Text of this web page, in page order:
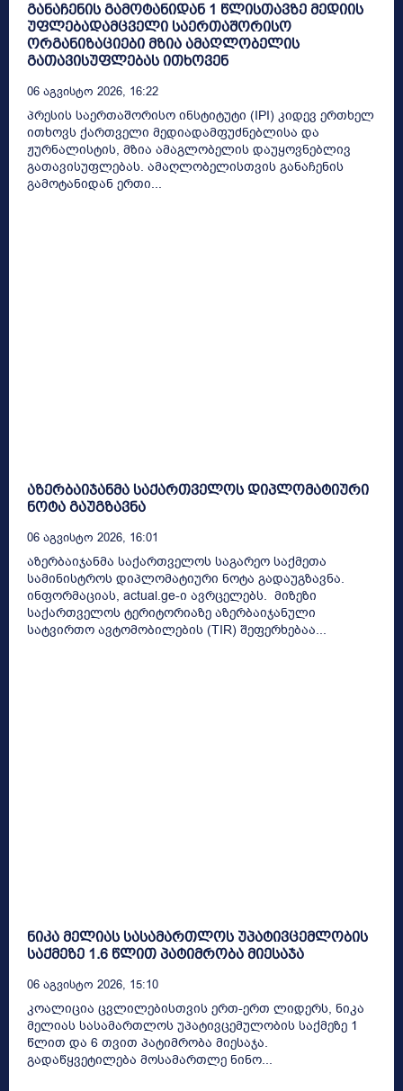
განაჩენის გამოტანიდან 1 წლისთავზე მედიის
უფლებადამცველი საერთაშორისო
ორგანიზაციები მზია ამაღლობელის
გათავისუფლებას ითხოვენ
06 Აგვისტო 2026, 16:22
პრესის საერთაშორისო ინსტიტუტი (IPI) კიდევ ერთხელ
ითხოვს ქართველი მედიადამფუძნებლისა და
ჟურნალისტის, მზია ამაგლობელის დაუყოვნებლივ
გათავისუფლებას. ამაღლობელისთვის განაჩენის
გამოტანიდან ერთი...
აზერბაიჯანმა საქართველოს დიპლომატიური
ნოტა გაუგზავნა
06 Აგვისტო 2026, 16:01
აზერბაიჯანმა საქართველოს საგარეო საქმეთა
სამინისტროს დიპლომატიური ნოტა გადაუგზავნა.
ინფორმაციას, actual.ge-ი ავრცელებს. მიზეზი
საქართველოს ტერიტორიაზე აზერბაიჯანული
სატვირთო ავტომობილების (TIR) შეფერხებაა...
ნიკა მელიას სასამართლოს უპატივცემლობის
საქმეზე 1.6 წლით პატიმრობა მიესაჯა
06 Აგვისტო 2026, 15:10
კოალიცია ცვლილებისთვის ერთ-ერთ ლიდერს, ნიკა
მელიას სასამართლოს უპატივცემულობის საქმეზე 1
წლით და 6 თვით პატიმრობა მიესაჯა.
გადაწყვეტილება მოსამართლე ნინო...